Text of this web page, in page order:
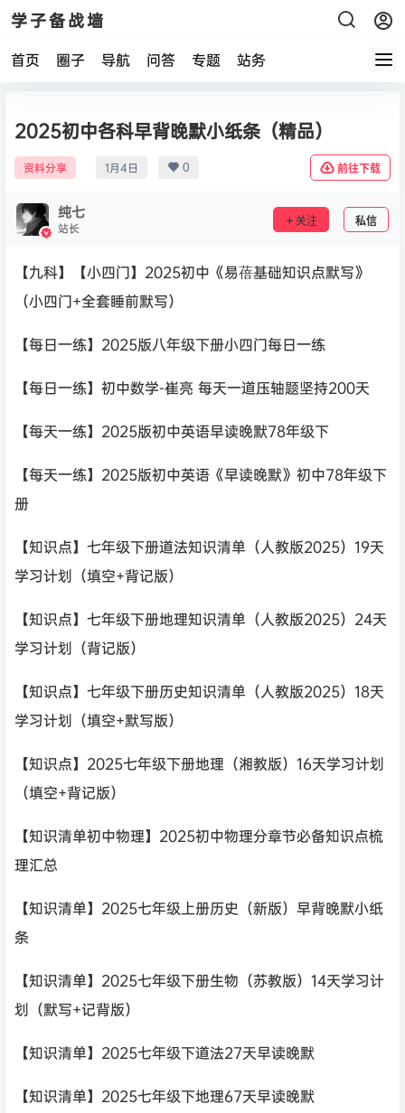
学子备战墙
首页 圈子 导航 问答 专题 站务
2025初中各科早背晚默小纸条（精品）
资料分享 1月4日 0 前往下载
纯七
站长 关注 私信
【九科】【小四门】2025初中《易蓓基础知识点默写》
（小四门+全套睡前默写）
【每日一练】2025版八年级下册小四门每日一练
【每日一练】初中数学-崔亮 每天一道压轴题坚持200天
【每天一练】2025版初中英语早读晚默78年级下
【每天一练】2025版初中英语《早读晚默》初中78年级下
册
【知识点】七年级下册道法知识清单（人教版2025）19天
学习计划（填空+背记版）
【知识点】七年级下册地理知识清单（人教版2025）24天
学习计划（背记版）
【知识点】七年级下册历史知识清单（人教版2025）18天
学习计划（填空+默写版）
【知识点】2025七年级下册地理（湘教版）16天学习计划
（填空+背记版）
【知识清单初中物理】2025初中物理分章节必备知识点梳
理汇总
【知识清单】2025七年级上册历史（新版）早背晚默小纸
条
【知识清单】2025七年级下册生物（苏教版）14天学习计
划（默写+记背版）
【知识清单】2025七年级下道法27天早读晚默
【知识清单】2025七年级下地理67天早读晚默